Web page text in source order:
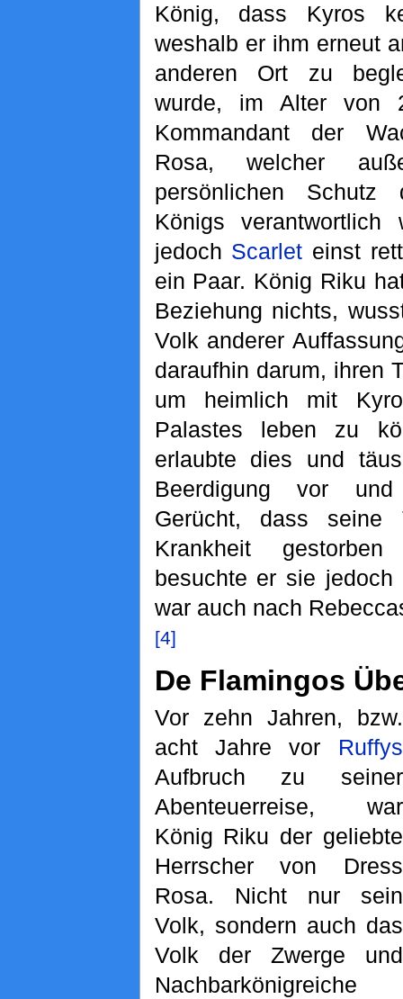
König, dass Kyros
weshalb er ihm erneut
anderen Ort zu
wurde, im Alter von
Kommandant der
Rosa, welcher
persönlichen
Königs verantwortlich
jedoch Scarlet einst
ein Paar. König Riku
Beziehung nichts,
Volk anderer
daraufhin darum, ihren
um heimlich mit
Palastes leben zu
erlaubte dies und
Beerdigung vor
Gerücht, dass seine
Krankheit
besuchte er sie jedoch
war auch nach
[4]
De Flamingos
Vor zehn Jahren, bzw.
acht Jahre vor Ruffys
Aufbruch zu seiner
Abenteuerreise, war
König Riku der geliebte
Herrscher von Dress
Rosa. Nicht nur sein
Volk, sondern auch das
Volk der Zwerge und
Nachbarkönigreiche